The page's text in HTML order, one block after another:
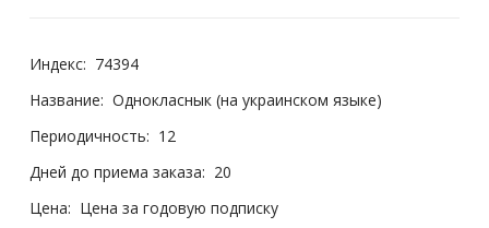
Индекс: 74394
Название: Однокласнык (на украинском языке)
Периодичность: 12
Дней до приема заказа: 20
Цена: Цена за годовую подписку